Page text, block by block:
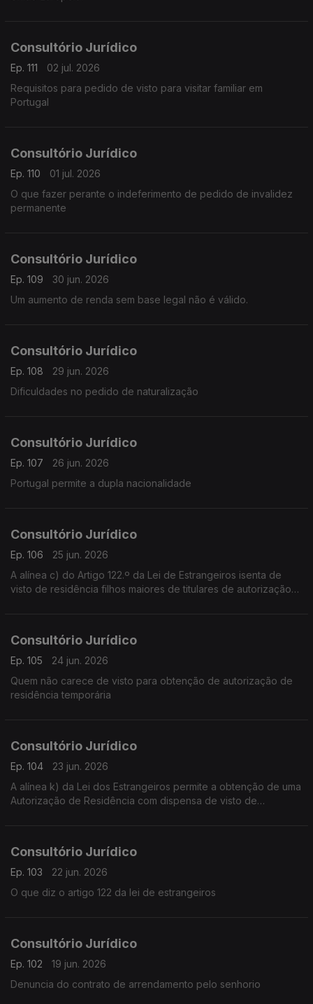
Consultório Jurídico
Ep. 111
02 jul. 2026
Requisitos para pedido de visto para visitar familiar em
Portugal
Consultório Jurídico
Ep. 110
01 jul. 2026
O que fazer perante o indeferimento de pedido de invalidez
permanente
Consultório Jurídico
Ep. 109
30 jun. 2026
Um aumento de renda sem base legal não é válido.
Consultório Jurídico
Ep. 108
29 jun. 2026
Dificuldades no pedido de naturalização
Consultório Jurídico
Ep. 107
26 jun. 2026
Portugal permite a dupla nacionalidade
Consultório Jurídico
Ep. 106
25 jun. 2026
A alínea c) do Artigo 122.º da Lei de Estrangeiros isenta de
visto de residência filhos maiores de titulares de autorização
Consultório Jurídico
Ep. 105
24 jun. 2026
Quem não carece de visto para obtenção de autorização de
residência temporária
Consultório Jurídico
Ep. 104
23 jun. 2026
A alínea k) da Lei dos Estrangeiros permite a obtenção de uma
Autorização de Residência com dispensa de visto de
Consultório Jurídico
Ep. 103
22 jun. 2026
O que diz o artigo 122 da lei de estrangeiros
Consultório Jurídico
Ep. 102
19 jun. 2026
Denuncia do contrato de arrendamento pelo senhorio